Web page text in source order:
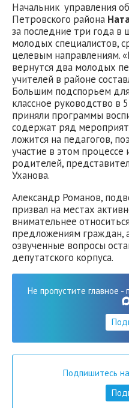
Начальник управления
Петровского района
за последние три года
молодых специалистов,
целевым направлениям.
вернутся два молодых
учителей в районе
Большим подспорьем для
классное руководство в
приняли программы
содержат ряд
ложится на педагогов,
участие в этом процессе
родителей,
Уханова.
Александр Романов,
призвал на местах
внимательнее
предложениям граждан,
озвученные вопросы
депутатского корпуса.
Не пропустите главное
Подпишитесь